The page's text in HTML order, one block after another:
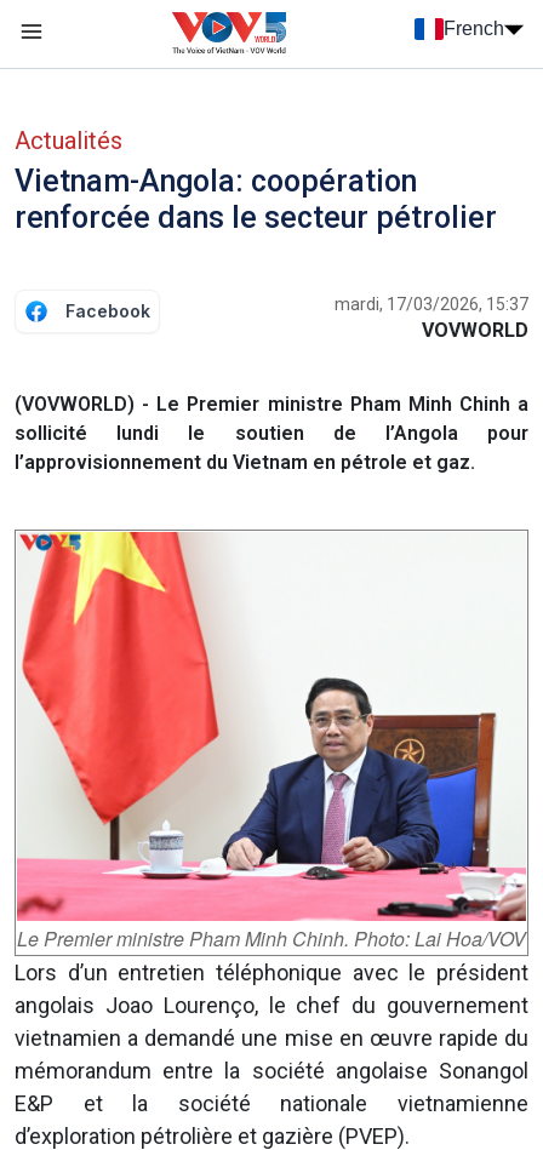
French
Actualités
Vietnam-Angola: coopération
renforcée dans le secteur pétrolier
Facebook mardi, 17/03/2026, 15:37
VOVWORLD
(VOVWORLD) - Le Premier ministre Pham Minh Chinh a
sollicité lundi le soutien de l’Angola pour
l’approvisionnement du Vietnam en pétrole et gaz.
Le Premier ministre Pham Minh Chinh. Photo: Lai Hoa/VOV
Lors d’un entretien téléphonique avec le président
angolais Joao Lourenço, le chef du gouvernement
vietnamien a demandé une mise en œuvre rapide du
mémorandum entre la société angolaise Sonangol
E&P et la société nationale vietnamienne
d’exploration pétrolière et gazière (PVEP).